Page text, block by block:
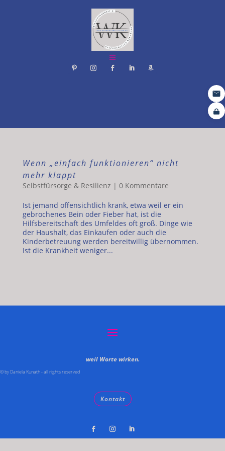
Wenn „einfach funktionieren“ nicht
mehr klappt
Selbstfürsorge & Resilienz | 0 Kommentare
Ist jemand offensichtlich krank, etwa weil er ein
gebrochenes Bein oder Fieber hat, ist die
Hilfsbereitschaft des Umfeldes oft groß. Dinge wie
der Haushalt, das Einkaufen oder auch die
Kinderbetreuung werden bereitwillig übernommen.
Ist die Krankheit weniger...
weil Worte wirken.
© by Daniela Kunath - all rights reserved
Kontakt